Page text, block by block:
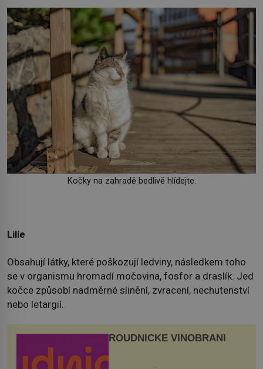
Kočky na zahradě bedlivě hlídejte.
Lilie
Obsahují látky, které poškozují ledviny, následkem toho
se v organismu hromadí močovina, fosfor a draslík. Jed
kočce způsobí nadměrné slinění, zvracení, nechutenství
nebo letargií.
ROUDNICKÉ VINOBRANÍ